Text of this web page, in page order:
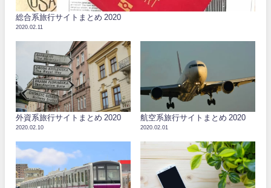
総合系旅行サイトまとめ 2020
2020.02.11
外資系旅行サイトまとめ 2020
2020.02.10
航空系旅行サイトまとめ 2020
2020.02.01